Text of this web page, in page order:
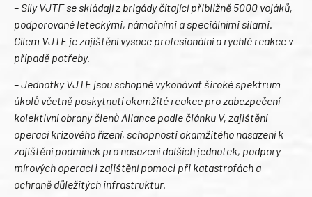
– Síly VJTF se skládají z brigády čítající přibližně 5000 vojáků,
podporované leteckými, námořními a speciálními silami.
Cílem VJTF je zajištění vysoce profesionální a rychlé reakce v
případě potřeby.
– Jednotky VJTF jsou schopné vykonávat široké spektrum
úkolů včetně poskytnutí okamžité reakce pro zabezpečení
kolektivní obrany členů Aliance podle článku V, zajištění
operací krizového řízení, schopnosti okamžitého nasazení k
zajištění podmínek pro nasazení dalších jednotek, podpory
mírových operací i zajištění pomoci při katastrofách a
ochraně důležitých infrastruktur.